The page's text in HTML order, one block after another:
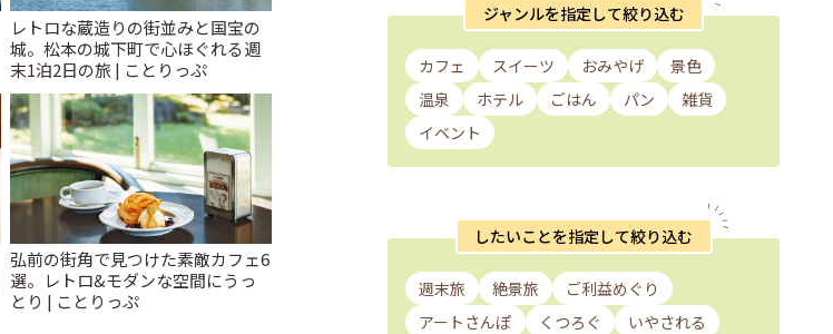
レトロな蔵造りの街並みと国宝の
城。松本の城下町で心ほぐれる週
末1泊2日の旅 | ことりっぷ
弘前の街角で見つけた素敵カフェ6
選。レトロ&モダンな空間にうっ
とり | ことりっぷ
ジャンルを指定して絞り込む
カフェ スイーツ おみやげ
景色
温泉
ホテル ごはん パン
雑貨
イベント
したいことを指定して絞り込む
週末旅 絶景旅
ご利益めぐり
アートさんぽ
くつろぐ
いやされる